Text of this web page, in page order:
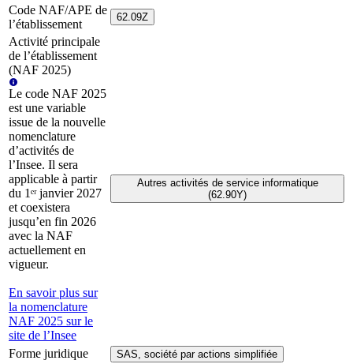
Code NAF/APE de
l’établissement
62.09Z
Activité principale
de l’établissement
(NAF 2025)
Le code NAF 2025
est une variable
issue de la nouvelle
nomenclature
d’activités de
l’Insee. Il sera
applicable à partir
du 1ᵉʳ janvier 2027
et coexistera
jusqu’en fin 2026
avec la NAF
actuellement en
vigueur.
En savoir plus sur
la nomenclature
NAF 2025 sur le
site de l’Insee
Autres activités de service informatique
(62.90Y)
Forme juridique SAS, société par actions simplifiée